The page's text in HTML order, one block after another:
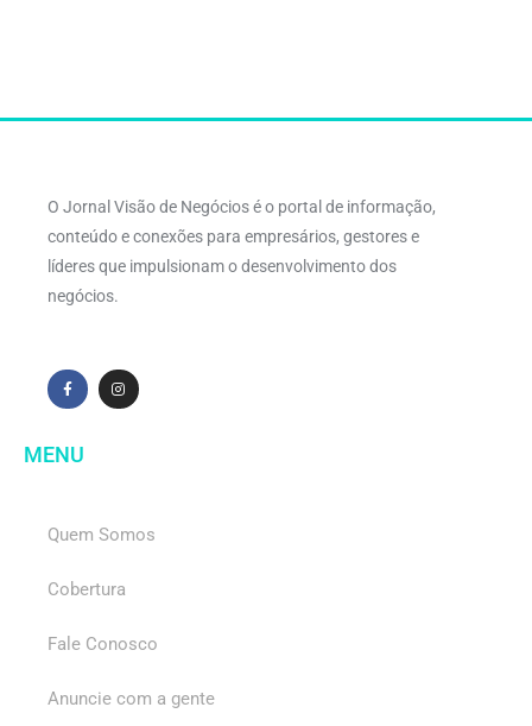
O Jornal Visão de Negócios é o portal de informação,
conteúdo e conexões para empresários, gestores e
líderes que impulsionam o desenvolvimento dos
negócios.
MENU
Quem Somos
Cobertura
Fale Conosco
Anuncie com a gente